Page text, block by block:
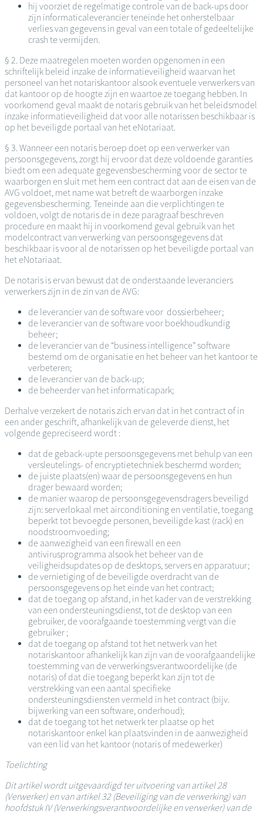
hij voorziet de regelmatige controle van de back-ups door
zijn informaticaleverancier teneinde het onherstelbaar
verlies van gegevens in geval van een totale of gedeeltelijke
crash te vermijden.
§ 2. Deze maatregelen moeten worden opgenomen in een
schriftelijk beleid inzake de informatieveiligheid waarvan het
personeel van het notariskantoor alsook eventuele verwerkers van
dat kantoor op de hoogte zijn en waartoe ze toegang hebben. In
voorkomend geval maakt de notaris gebruik van het beleidsmodel
inzake informatieveiligheid dat voor alle notarissen beschikbaar is
op het beveiligde portaal van het eNotariaat.
§ 3. Wanneer een notaris beroep doet op een verwerker van
persoonsgegevens, zorgt hij ervoor dat deze voldoende garanties
biedt om een adequate gegevensbescherming voor de sector te
waarborgen en sluit met hem een contract dat aan de eisen van de
AVG voldoet, met name wat betreft de waarborgen inzake
gegevensbescherming. Teneinde aan die verplichtingen te
voldoen, volgt de notaris de in deze paragraaf beschreven
procedure en maakt hij in voorkomend geval gebruik van het
modelcontract van verwerking van persoonsgegevens dat
beschikbaar is voor al de notarissen op het beveiligde portaal van
het eNotariaat.
De notaris is ervan bewust dat de onderstaande leveranciers
verwerkers zijn in de zin van de AVG:
de leverancier van de software voor dossierbeheer;
de leverancier van de software voor boekhoudkundig
beheer;
de leverancier van de “business intelligence” software
bestemd om de organisatie en het beheer van het kantoor te
verbeteren;
de leverancier van de back-up;
de beheerder van het informaticapark;
Derhalve verzekert de notaris zich ervan dat in het contract of in
een ander geschrift, afhankelijk van de geleverde dienst, het
volgende gepreciseerd wordt :
dat de geback-upte persoonsgegevens met behulp van een
versleutelings- of encryptietechniek beschermd worden;
de juiste plaats(en) waar de persoonsgegevens en hun
drager bewaard worden;
de manier waarop de persoonsgegevensdragers beveiligd
zijn: serverlokaal met airconditioning en ventilatie, toegang
beperkt tot bevoegde personen, beveiligde kast (rack) en
noodstroomvoeding;
de aanwezigheid van een firewall en een
antivirusprogramma alsook het beheer van de
veiligheidsupdates op de desktops, servers en apparatuur;
de vernietiging of de beveiligde overdracht van de
persoonsgegevens op het einde van het contract;
dat de toegang op afstand, in het kader van de verstrekking
van een ondersteuningsdienst, tot de desktop van een
gebruiker, de voorafgaande toestemming vergt van die
gebruiker ;
dat de toegang op afstand tot het netwerk van het
notariskantoor afhankelijk kan zijn van de voorafgaandelijke
toestemming van de verwerkingsverantwoordelijke (de
notaris) of dat die toegang beperkt kan zijn tot de
verstrekking van een aantal specifieke
ondersteuningsdiensten vermeld in het contract (bijv.
bijwerking van een software, onderhoud);
dat de toegang tot het netwerk ter plaatse op het
notariskantoor enkel kan plaatsvinden in de aanwezigheid
van een lid van het kantoor (notaris of medewerker)
Toelichting
Dit artikel wordt uitgevaardigd ter uitvoering van artikel 28
(Verwerker) en van artikel 32 (Beveiliging van de verwerking) van
hoofdstuk IV (Verwerkingsverantwoordelijke en verwerker) van de